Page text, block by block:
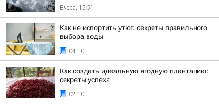
Вчера, 15:51
Как не испортить утюг: секреты правильного
выбора воды
04:10
Как создать идеальную ягодную плантацию:
секреты успеха
02:10